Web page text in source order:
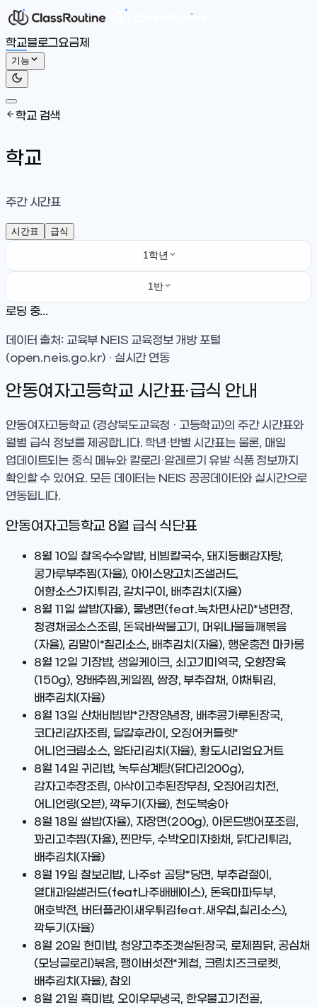
학교블로그요금제
기능
학교 검색
학교
주간 시간표
시간표 급식
1학년
1반
로딩 중...
데이터 출처: 교육부 NEIS 교육정보 개방 포털
(open.neis.go.kr) · 실시간 연동
안동여자고등학교 시간표·급식 안내
안동여자고등학교(경상북도교육청 · 고등학교)의 주간 시간표와
월별 급식 정보를 제공합니다. 학년·반별 시간표는 물론, 매일
업데이트되는 중식 메뉴와 칼로리·알레르기 유발 식품 정보까지
확인할 수 있어요. 모든 데이터는 NEIS 공공데이터와 실시간으로
연동됩니다.
안동여자고등학교 8월 급식 식단표
8월 10일 찰옥수수알밥, 비빔칼국수, 돼지등뼈감자탕,
콩가루부추찜(자율), 아이스망고치즈샐러드,
어향소스가지튀김, 갈치구이, 배추김치(자율)
8월 11일 쌀밥(자율), 물냉면(feat.녹차면사리)*냉면장,
청경채굴소스조림, 돈육바싹불고기, 머위나물들깨볶음
(자율), 김말이*칠리소스, 배추김치(자율), 행운충전 마카롱
8월 12일 기장밥, 생일케이크, 쇠고기미역국, 오향장육
(150g), 양배추찜,케일찜, 쌈장, 부추잡채, 야채튀김,
배추김치(자율)
8월 13일 산채비빔밥*간장양념장, 배추콩가루된장국,
코다리감자조림, 달걀후라이, 오징어커틀렛*
어니언크림소스, 알타리김치(자율), 황도시리얼요거트
8월 14일 귀리밥, 녹두삼계탕(닭다리200g),
감자고추장조림, 아삭이고추된장무침, 오징어김치전,
어니언링(오븐), 깍두기(자율), 천도복숭아
8월 18일 쌀밥(자율), 자장면(200g), 아몬드뱅어포조림,
꽈리고추찜(자율), 찐만두, 수박오미자화채, 닭다리튀김,
배추김치(자율)
8월 19일 찰보리밥, 나주st 곰탕*당면, 부추겉절이,
열대과일샐러드(feat나주배베이스), 돈육마파두부,
애호박전, 버터플라이새우튀김feat.새우칩,칠리소스),
깍두기(자율)
8월 20일 현미밥, 청양고추조갯살된장국, 로제찜닭, 공심채
(모닝글로리)볶음, 팽이버섯전*케첩, 크림치즈크로켓,
배추김치(자율), 참외
8월 21일 흑미밥, 오이우무냉국, 한우불고기전골,